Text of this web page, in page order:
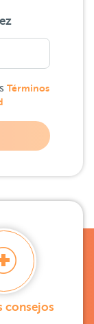
Términos
consejos